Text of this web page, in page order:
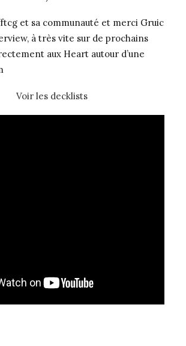
et sa communauté et merci Gruic
à très vite sur de prochains
aux Heart autour d’une
Voir les decklists